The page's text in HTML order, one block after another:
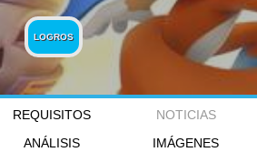
LOGROS
REQUISITOS
NOTICIAS
ANÁLISIS
IMÁGENES